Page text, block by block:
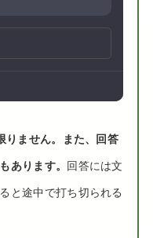
りません。また、回答
あります。 回答には文
と途中で打ち切られる